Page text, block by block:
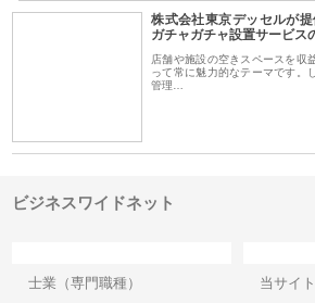
株式会社東京デッセルが
ガチャガチャ設置サービス
店舗や施設の空きスペースを収
って常に魅力的なテーマです。
管理…
ビジネスワイドネット
士業（専門職種）
当サイ